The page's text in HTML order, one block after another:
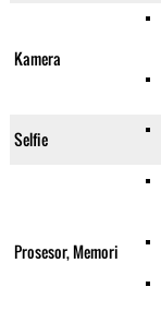
Kamera
Selfie
Prosesor, Memori